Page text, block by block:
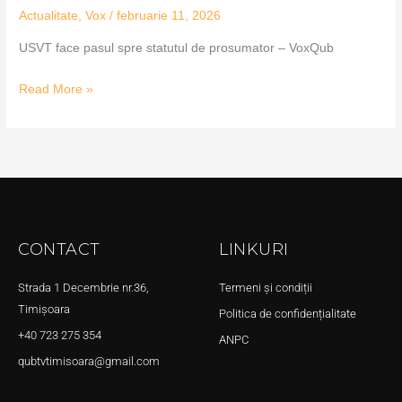
Actualitate,Vox /februarie 11, 2026
USVT face pasul spre statutul de prosumator – VoxQub
Read More »
CONTACT
Strada 1 Decembrie nr.36,
Timișoara
+40 723 275 354
qubtvtimisoara@gmail.com
LINKURI
Termeni și condiții
Politica de confidențialitate
ANPC